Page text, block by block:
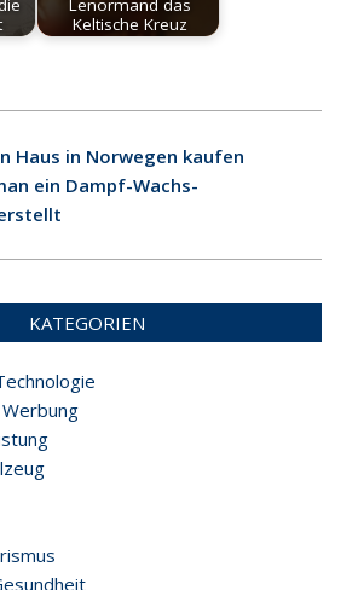
Lenormand das
Keltische Kreuz
Haus in Norwegen kaufen
ein Dampf-Wachs-
KATEGORIEN